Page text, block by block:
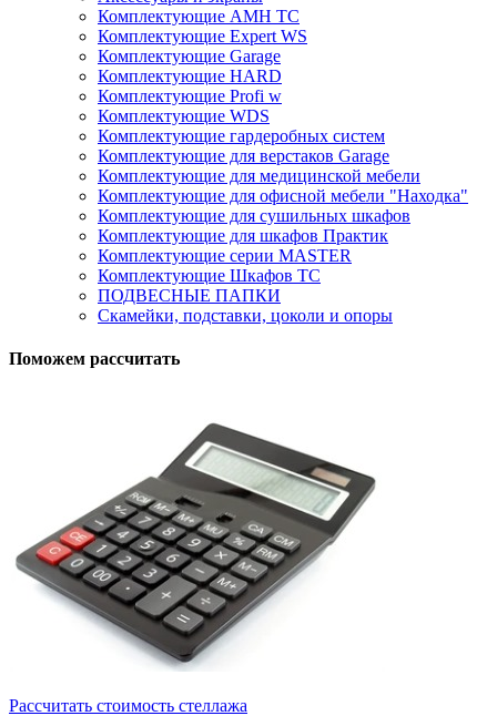
Комплектующие AMH TC
Комплектующие Expert WS
Комплектующие Garage
Комплектующие HARD
Комплектующие Profi w
Комплектующие WDS
Комплектующие гардеробных систем
Комплектующие для верстаков Garage
Комплектующие для медицинской мебели
Комплектующие для офисной мебели "Находка"
Комплектующие для сушильных шкафов
Комплектующие для шкафов Практик
Комплектующие серии MASTER
Комплектующие Шкафов ТС
ПОДВЕСНЫЕ ПАПКИ
Скамейки, подставки, цоколи и опоры
Поможем рассчитать
Рассчитать стоимость стеллажа